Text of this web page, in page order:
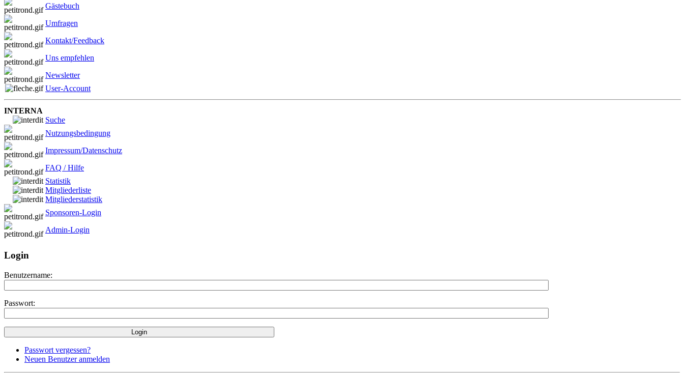
Gästebuch
Umfragen
Kontakt/Feedback
Uns empfehlen
Newsletter
User-Account
INTERNA
Suche
Nutzungsbedingung
Impressum/Datenschutz
FAQ / Hilfe
Statistik
Mitgliederliste
Mitgliederstatistik
Sponsoren-Login
Admin-Login
Login
Benutzername:
Passwort:
Passwort vergessen?
Neuen Benutzer anmelden